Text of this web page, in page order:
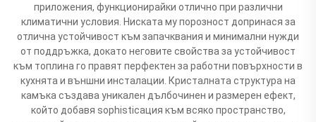
приложения, функционирайки отлично при различни
климатични условия. Ниската му порозност допринася за
отлична устойчивост към запачквания и минимални нужди
от поддръжка, докато неговите свойства за устойчивост
към топлина го правят перфектен за работни повърхности в
кухнята и външни инсталации. Кристалната структура на
камъка създава уникален дълбочинен и размерен ефект,
който добавя sophisticaция към всяко пространство,